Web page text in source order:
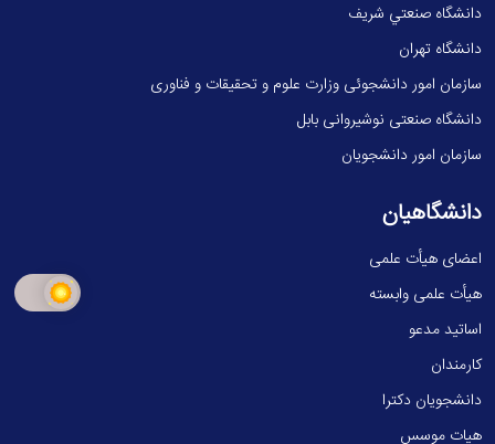
دانشگاه صنعتي شريف
دانشگاه تهران
سازمان امور دانشجوئی وزارت علوم و تحقیقات و فناوری
دانشگاه صنعتی نوشیروانی بابل
سازمان امور دانشجویان
دانشگاهیان
اعضای هیأت علمی
هیأت علمی وابسته
اساتید مدعو
کارمندان
دانشجویان دکترا
هیات موسس